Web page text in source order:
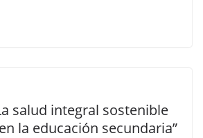
salud integral sostenible
la educación secundaria”